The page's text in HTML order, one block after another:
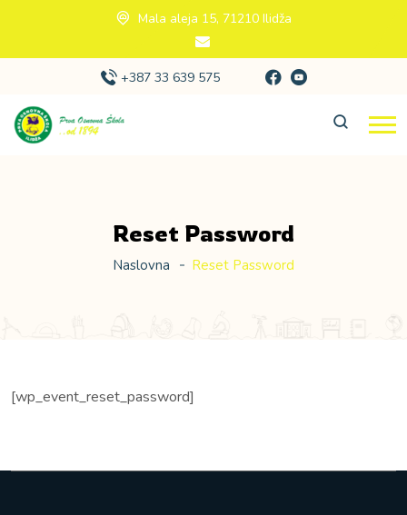
Mala aleja 15, 71210 Ilidža
+387 33 639 575
Reset Password
Naslovna Reset Password
[wp_event_reset_password]